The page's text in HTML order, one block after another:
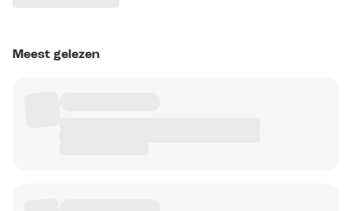
Meest gelezen